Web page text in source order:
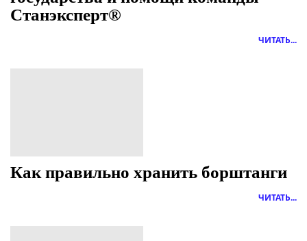
Станэксперт®
ЧИТАТЬ...
Как правильно хранить борштанги
ЧИТАТЬ...